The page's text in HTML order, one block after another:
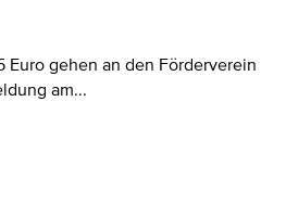
Euro gehen an den Förderverein
am...